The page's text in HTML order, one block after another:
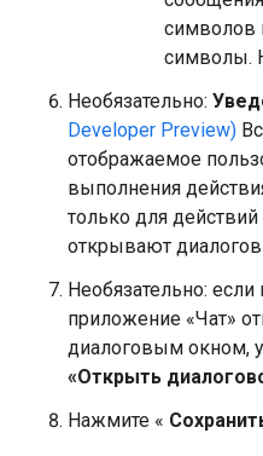
символов
символы.
Необязательно:
Developer Preview)
отображаемое
выполнения
только для
открывают
Необязательно:
приложение «Чат»
диалоговым окном,
«Открыть
Нажмите «